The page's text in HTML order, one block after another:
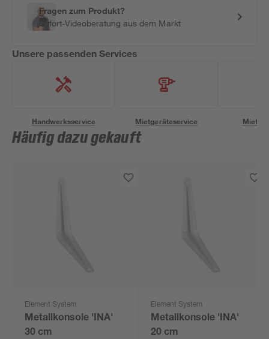
Fragen zum Produkt?
Sofort-Videoberatung aus dem Markt
Unsere passenden Services
Handwerksservice Mietgeräteservice
Häufig dazu gekauft
Element System
Metallkonsole 'INA'
30 cm
Element System
Metallkonsole 'INA'
20 cm